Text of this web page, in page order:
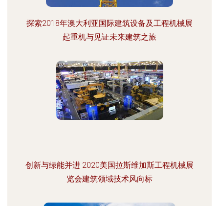
探索2018年澳大利亚国际建筑设备及工程机械展
起重机与见证未来建筑之旅
创新与绿能并进 2020美国拉斯维加斯工程机械展
览会建筑领域技术风向标